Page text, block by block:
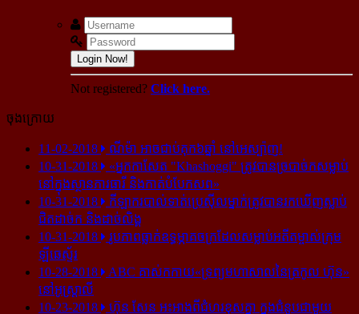
Login Now!
Not registered? Click here.
ចុងក្រោយ
11-02-2018
ណីម៉ា អាច​ជាប់​គុក​៦ឆ្នាំ នៅ​អេស្ប៉ាញ!
10-31-2018
«អ្នក​កាសែត "Khashoggi" ត្រូវ​បាន​ច្របាច់ក​សម្លាប់​
នៅ​ក្នុង​ស្ថាន​ភារធារី និង​កាត់​បំបែក​សព»
10-31-2018
កីឡាករ​បាល់ទាត់​ប្រេស៊ីល​ម្នាក់​ត្រូវ​បាន​រក​ឃើញ​ស្លាប់​
ជិត​ដាច់ក និង​ដាច់​លិង្គ
10-31-2018
រូបភាព​ធ្លាក់​ឧទ្ធម្ភាគចក្រ​ដែល​សម្លាប់​អតីត​ម្ចាស់​ក្រុម​
ឡីឆេស្ទ័រ
10-28-2018
ABC គាស់​កកាយ​«ទ្រព្យមហាសាល​នៃ​ត្រកូល ហ៊ុន»​
នៅ​អូស្ត្រាលី
10-23-2018
ហ៊ុន សែន អះអាង​ពី​ជំហរ​ខុស​គ្នា ក្នុង​ជំនួប​ជាមួយ​